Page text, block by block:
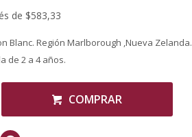
de $583,33
Blanc. Región Marlborough ,Nueva Zelanda.
de 2 a 4 años.
COMPRAR